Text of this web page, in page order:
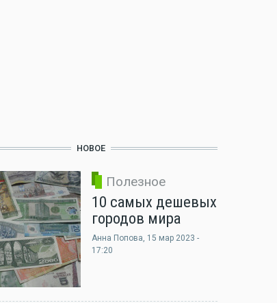
НОВОЕ
Полезное
10 самых дешевых
городов мира
Анна Попова, 15 мар 2023 -
17:20